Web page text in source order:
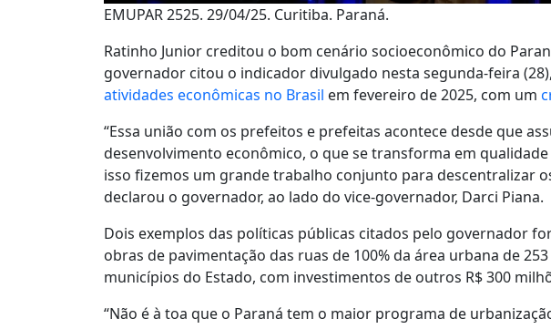
EMUPAR 2525. 29/04/25. Curitiba. Paraná.
Ratinho Junior creditou o bom cenário socioeconômico do
governador citou o indicador divulgado nesta segunda-feira
atividades econômicas no Brasil em fevereiro de 2025, com um
“Essa união com os prefeitos e prefeitas acontece desde que
desenvolvimento econômico, o que se transforma em
isso fizemos um grande trabalho conjunto para descentralizar
declarou o governador, ao lado do vice-governador, Darci Piana.
Dois exemplos das políticas públicas citados pelo governador
obras de pavimentação das ruas de 100% da área urbana de
municípios do Estado, com investimentos de outros R$ 300
“Não é à toa que o Paraná tem o maior programa de